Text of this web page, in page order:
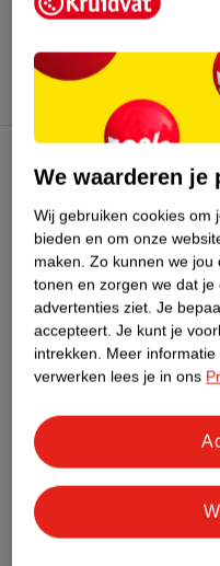
MeerKruidvat
Kruidvat Club
Klantenservice
Over Kruidvat
We waarderen je
Wij gebruiken cookies om
bieden en om onze
maken. Zo kunnen we jou
tonen en zorgen we dat
advertenties ziet. Je
accepteert. Je kunt je
intrekken. Meer
verwerken lees je in ons